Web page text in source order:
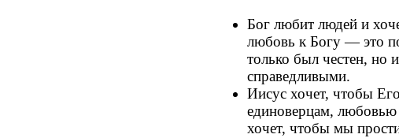
Бог любит людей и
любовь к Богу — это
только был честен, но
справедливыми.
Иисус хочет, чтобы
единоверцам,
хочет, чтобы мы